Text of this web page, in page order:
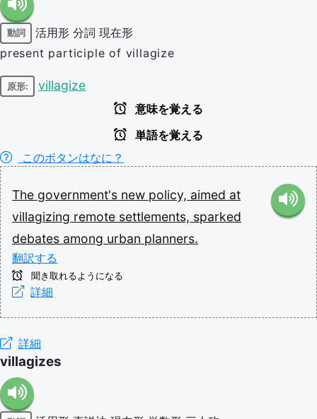
動詞 活用形 分詞 現在形
present participle of villagize
原形: villagize
意味を覚える
単語を覚える
このボタンはなに？
The government's new policy, aimed at
villagizing remote settlements, sparked
debates among urban planners.
翻訳する
聞き取れるようになる
詳細
詳細
villagizes